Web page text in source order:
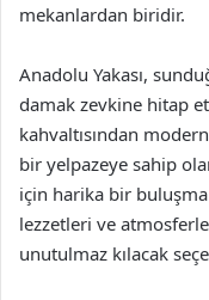
mekanlardan biridir.
Anadolu Yakası,
damak zevkine hitap
kahvaltısından
bir yelpazeye sahip
için harika bir
lezzetleri ve
unutulmaz kılacak